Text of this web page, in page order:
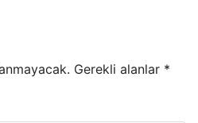
Gerekli alanlar *